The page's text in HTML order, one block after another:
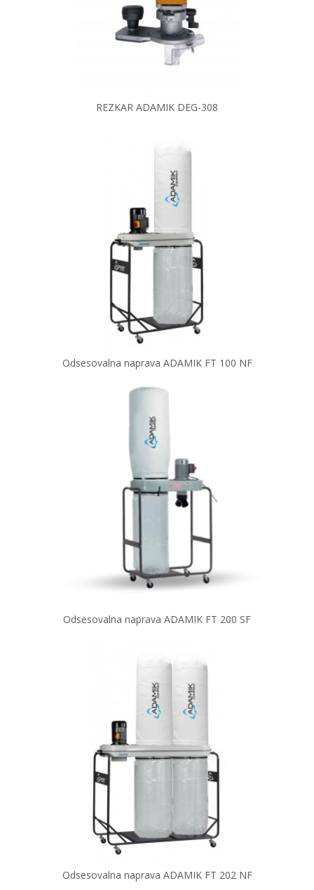
REZKAR ADAMIK DEG-308
Odsesovalna naprava ADAMIK FT 100 NF
Odsesovalna naprava ADAMIK FT 200 SF
Odsesovalna naprava ADAMIK FT 202 NF